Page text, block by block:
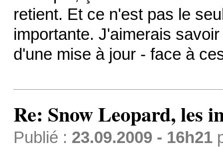
retient. Et ce n'est pas le
importante. J'aimerais
d'une mise à jour - face à
Re: Snow Leopard, les
Publié : 23.09.2009 - 16h21